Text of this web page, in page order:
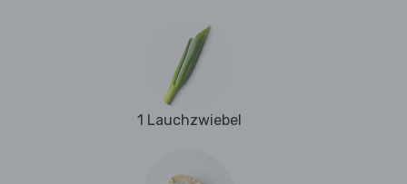
1 Lauchzwiebel